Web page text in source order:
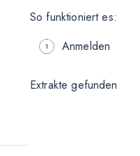
So funktioniert es:
Anmelden
Extrakte gefunden